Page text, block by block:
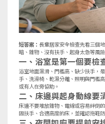
短答案：長輩居家安全檢查先看三個
暗、雜物、沒有扶手、起身太急等風
一、浴室是第一個要檢
浴室地面濕滑、門檻高、缺少扶手，
手、洗澡椅、乾濕分離、照明與門檻
或有人在旁協助。
二、床邊與起身動線要
床邊不要堆放雜物、電線或容易絆倒
固扶手、合適高度的床，並確認拖鞋